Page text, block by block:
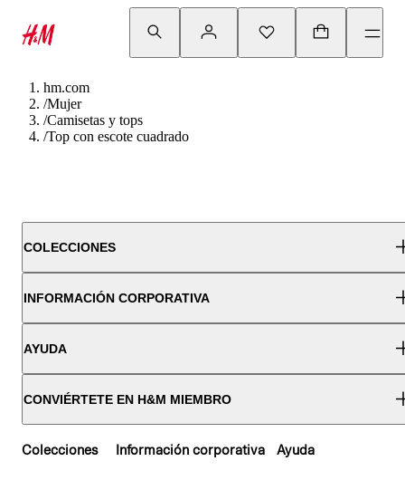
hm.com
/Mujer
/Camisetas y tops
/Top con escote cuadrado
COLECCIONES
INFORMACIÓN CORPORATIVA
AYUDA
CONVIÉRTETE EN H&M MIEMBRO
Colecciones Información corporativa Ayuda